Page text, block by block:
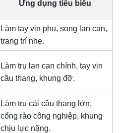
Ứng dụng tiêu biểu
Làm tay vịn phụ, song lan can,
trang trí nhẹ.
Làm trụ lan can chính, tay vịn
cầu thang, khung đỡ.
Làm trụ cái cầu thang lớn,
cổng rào công nghiệp, khung
chịu lực nặng.